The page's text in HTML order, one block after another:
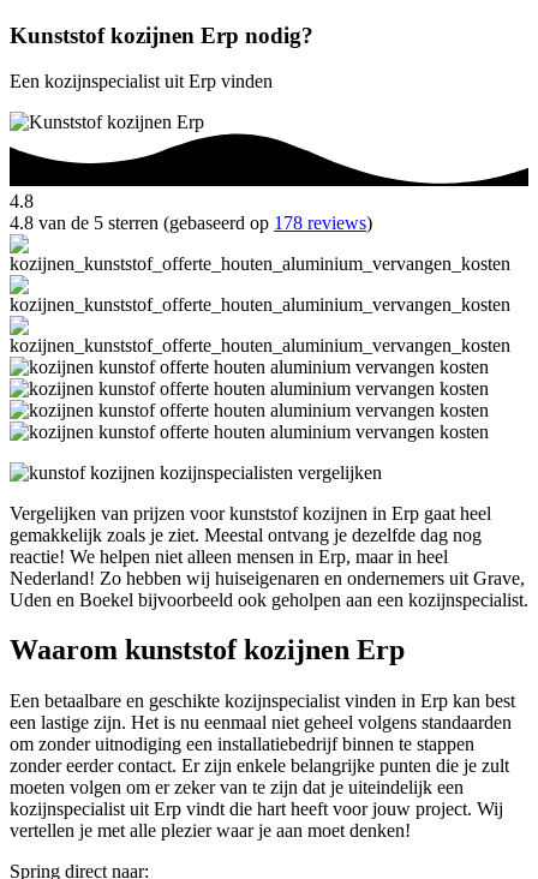
Kunststof kozijnen Erp nodig?
Een kozijnspecialist uit Erp vinden
4.8
4.8 van de 5 sterren (gebaseerd op 178 reviews)
Vergelijken van prijzen voor kunststof kozijnen in Erp gaat heel
gemakkelijk zoals je ziet. Meestal ontvang je dezelfde dag nog
reactie! We helpen niet alleen mensen in Erp, maar in heel
Nederland! Zo hebben wij huiseigenaren en ondernemers uit Grave,
Uden en Boekel bijvoorbeeld ook geholpen aan een kozijnspecialist.
Waarom kunststof kozijnen Erp
Een betaalbare en geschikte kozijnspecialist vinden in Erp kan best
een lastige zijn. Het is nu eenmaal niet geheel volgens standaarden
om zonder uitnodiging een installatiebedrijf binnen te stappen
zonder eerder contact. Er zijn enkele belangrijke punten die je zult
moeten volgen om er zeker van te zijn dat je uiteindelijk een
kozijnspecialist uit Erp vindt die hart heeft voor jouw project. Wij
vertellen je met alle plezier waar je aan moet denken!
Spring direct naar: